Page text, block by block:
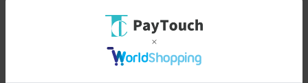
様々な姿勢でくつろぐことができます。
人間は20-30分程度同じ体勢でいると筋肉が疲れてくるそうで、
無意識に体勢を変えたり、座りなおしたりしています。